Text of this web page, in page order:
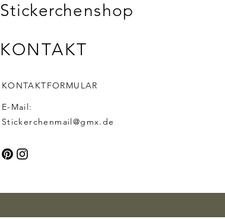
Stickerchenshop
KONTAKT
KONTAKTFORMULAR
E-Mail:
Stickerchenmail@gmx.de